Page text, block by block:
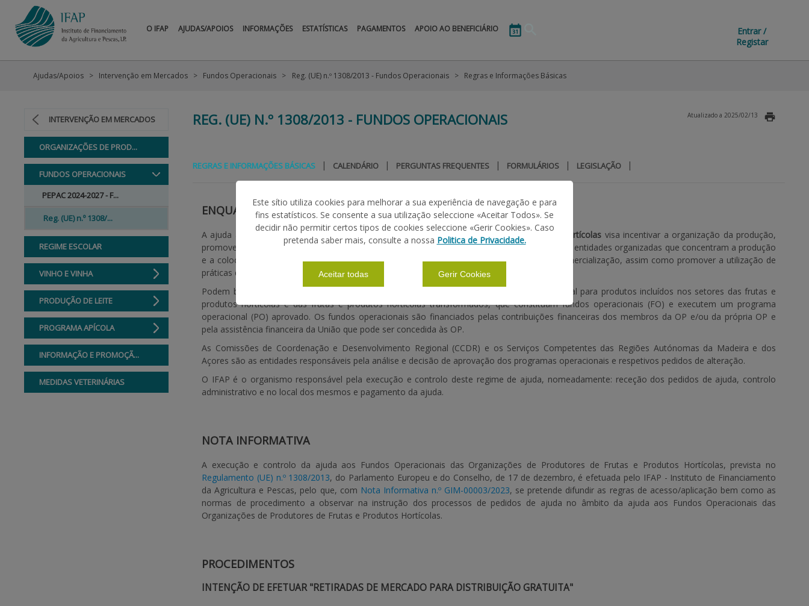
O IFAP AJUDAS/APOIOS INFORMAÇÕES ESTATÍSTICAS PAGAMENTOS APOIO AO BENEFICIÁRIO
Entrar /
Registar
INTERVENÇÃO EM MERCADOS
ORGANIZAÇÕES DE PROD...
FUNDOS OPERACIONAIS
PEPAC 2024-2027 - F...
Reg. (UE) n.º 1308/...
REGIME ESCOLAR
VINHO E VINHA
PRODUÇÃO DE LEITE
PROGRAMA APÍCOLA
INFORMAÇÃO E PROMOÇÃ...
MEDIDAS VETERINÁRIAS
Ajudas/Apoios Intervenção em Mercados Fundos Operacionais Reg. (UE) n.º 1308/2013 - Fundos Operacionais Regras e Informações Básicas
REG. (UE) N.º 1308/2013 - FUNDOS OPERACIONAIS
REGRAS E INFORMAÇÕES BÁSICAS | CALENDÁRIO | PERGUNTAS FREQUENTES | FORMULÁRIOS | LEGISLAÇÃO |
Atualizado a 2025/02/13
ENQUADRAMENTO
A ajuda aos Fundos Operacionais das Organizações de Produtores de Frutas e Produtos Hortícolas visa incentivar a organização da produção,
promovendo as condições de competitividade dos produtores e dos seus produtos através de entidades organizadas que concentram a produção
e a colocam no mercado. Pretende ainda melhorar as suas condições de produção e de comercialização, assim como promover a utilização de
práticas que respeitem o ambiente.
Podem beneficiar desta ajuda as organizações de produtores (OP) reconhecidas em Portugal para produtos incluídos nos setores das frutas e
produtos hortícolas e das frutas e produtos hortícolas transformados, que constituam fundos operacionais (FO) e executem um programa
operacional (PO) aprovado. Os fundos operacionais são financiados pelas contribuições financeiras dos membros da OP e/ou da própria OP e
pela assistência financeira da União que pode ser concedida às OP.
As Comissões de Coordenação e Desenvolvimento Regional (CCDR) e os Serviços Competentes das Regiões Autónomas da Madeira e dos
Açores são as entidades responsáveis pela análise e decisão de aprovação dos programas operacionais e respetivos pedidos de alteração.
O IFAP é o organismo responsável pela execução e controlo deste regime de ajuda, nomeadamente: receção dos pedidos de ajuda, controlo
administrativo e no local dos mesmos e pagamento da ajuda.
NOTA INFORMATIVA
A execução e controlo da ajuda aos Fundos Operacionais das Organizações de Produtores de Frutas e Produtos Hortícolas, prevista no
Regulamento (UE) n.º 1308/2013, do Parlamento Europeu e do Conselho, de 17 de dezembro, é efetuada pelo IFAP - Instituto de Financiamento
da Agricultura e Pescas, pelo que, com Nota Informativa n.º GIM-00003/2023, se pretende difundir as regras de acesso/aplicação bem como as
normas de procedimento a observar na instrução dos processos de pedidos de ajuda no âmbito da ajuda aos Fundos Operacionais das
Organizações de Produtores de Frutas e Produtos Hortícolas.
PROCEDIMENTOS
INTENÇÃO DE EFETUAR "RETIRADAS DE MERCADO PARA DISTRIBUIÇÃO GRATUITA"
Este sítio utiliza cookies para melhorar a sua experiência de navegação e para
fins estatísticos. Se consente a sua utilização seleccione «Aceitar Todos». Se
decidir não permitir certos tipos de cookies seleccione «Gerir Cookies». Caso
pretenda saber mais, consulte a nossa Politica de Privacidade.
Aceitar todas Gerir Cookies